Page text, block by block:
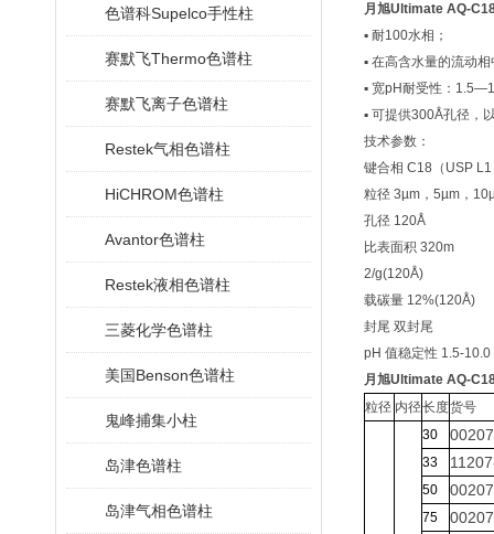
色谱科Supelco手性柱
赛默飞Thermo色谱柱
赛默飞离子色谱柱
Restek气相色谱柱
HiCHROM色谱柱
Avantor色谱柱
Restek液相色谱柱
三菱化学色谱柱
美国Benson色谱柱
鬼峰捕集小柱
岛津色谱柱
岛津气相色谱柱
月旭Ultimate AQ-
▪ 耐100水相；
▪ 在高含水量的流动
▪ 宽pH耐受性：
▪ 可提供300Å孔径，
技术参数：
键合相 C18（USP L1
粒径 3µm，5µm，
孔径 120Å
比表面积 320m
2/g(120Å)
载碳量 12%(120Å)
封尾 双封尾
pH 值稳定性 1.5-10.0
月旭Ultimate AQ-
粒径 内径长度货号
30
33
50
75